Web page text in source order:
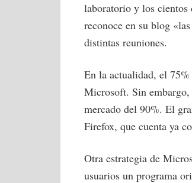
laboratorio y los cientos
reconoce en su blog
distintas reuniones.
En la actualidad, el 75%
Microsoft. Sin embargo,
mercado del 90%. El
Firefox, que cuenta ya
Otra estrategia de
usuarios un programa